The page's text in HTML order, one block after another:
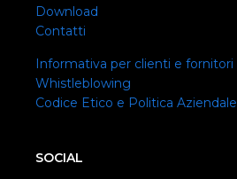
Download
Contatti
Informativa per clienti e fornitori
Whistleblowing
Codice Etico e Politica Aziendale
SOCIAL